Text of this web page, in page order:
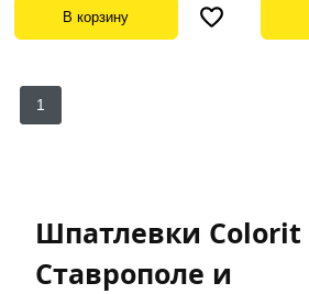
В корзину
1
Шпатлевки Colorit
Ставрополе и